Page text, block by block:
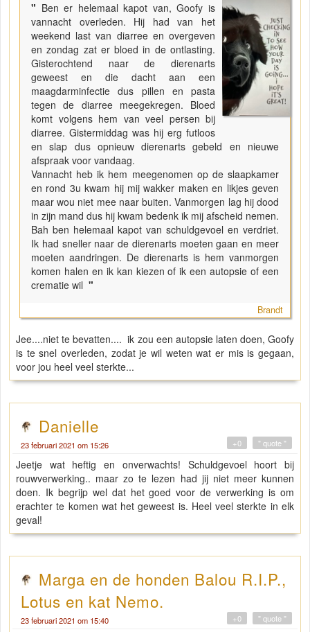
" Ben er helemaal kapot van, Goofy is
vannacht overleden. Hij had van het
weekend last van diarree en overgeven
en zondag zat er bloed in de ontlasting.
Gisterochtend naar de dierenarts
geweest en die dacht aan een
maagdarminfectie dus pillen en pasta
tegen de diarree meegekregen. Bloed
komt volgens hem van veel persen bij
diarree. Gistermiddag was hij erg futloos
en slap dus opnieuw dierenarts gebeld en nieuwe
afspraak voor vandaag.
Vannacht heb ik hem meegenomen op de slaapkamer
en rond 3u kwam hij mij wakker maken en likjes geven
maar wou niet mee naar buiten. Vanmorgen lag hij dood
in zijn mand dus hij kwam bedenk ik mij afscheid nemen.
Bah ben helemaal kapot van schuldgevoel en verdriet.
Ik had sneller naar de dierenarts moeten gaan en meer
moeten aandringen. De dierenarts is hem vanmorgen
komen halen en ik kan kiezen of ik een autopsie of een
crematie wil "
Brandt
Jee....niet te bevatten.... ik zou een autopsie laten doen, Goofy
is te snel overleden, zodat je wil weten wat er mis is gegaan,
voor jou heel veel sterkte...
Danielle
23 februari 2021 om 15:26 " quote "
+0
Jeetje wat heftig en onverwachts! Schuldgevoel hoort bij
rouwverwerking.. maar zo te lezen had jij niet meer kunnen
doen. Ik begrijp wel dat het goed voor de verwerking is om
erachter te komen wat het geweest is. Heel veel sterkte in elk
geval!
Marga en de honden Balou R.I.P.,
Lotus en kat Nemo.
23 februari 2021 om 15:40 " quote "
+0